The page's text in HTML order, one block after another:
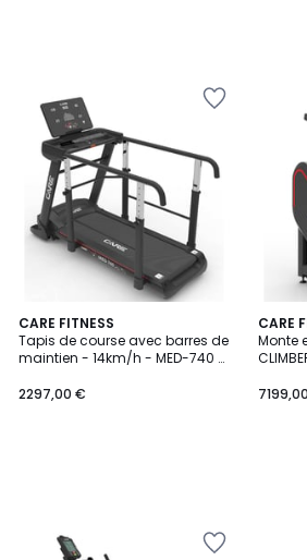
CARE FITNESS
Tapis de course avec barres de
maintien - 14km/h - MED-740 -
2297,00 €
CARE
Monte